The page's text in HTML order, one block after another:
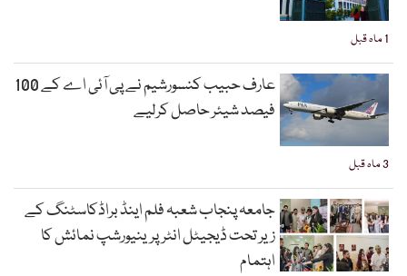
1 ماہ قبل
3 ماہ قبل
عارف حبیب کنسورشیم نے پی آئی اے کے 100
فیصد شیئر حاصل کرلیے
جامعہ پنجاب شعبہ فلم اینڈ براڈکاسٹنگ کے
زیر تحت ڈیجیٹل انٹرپرینیورشپ نمائش کا
اہتمام